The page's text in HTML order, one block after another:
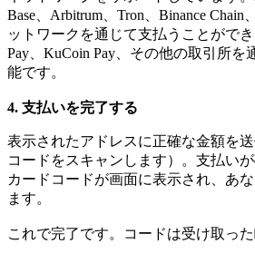
Base、Arbitrum、Tron、Binance Chain
ットワークを通じて支払うことがで
Pay、KuCoin Pay、その他の取引所を
能です。
4. 支払いを完了する
表示されたアドレスに正確な金額を
コードをスキャンします）。支払い
カードコードが画面に表示され、あ
ます。
これで完了です。コードは受け取っ